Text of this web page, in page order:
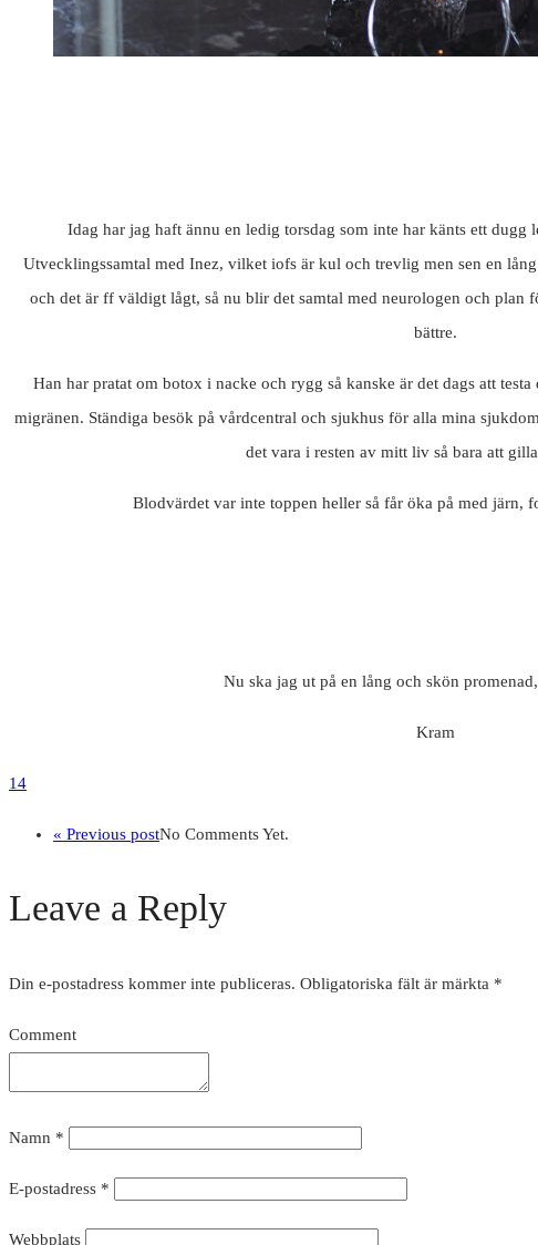
Idag har jag haft ännu en ledig torsdag som inte har känts ett dugg
Utvecklingssamtal med Inez, vilket iofs är kul och trevlig men sen en
och det är ff väldigt lågt, så nu blir det samtal med neurologen och plan
bättre.
Han har pratat om botox i nacke och rygg så kanske är det dags att
migränen. Ständiga besök på vårdcentral och sjukhus för alla mina
det vara i resten av mitt liv så bara att
Blodvärdet var inte toppen heller så får öka på med järn,
Nu ska jag ut på en lång och skön
Kram
14
« Previous postNo Comments Yet.
Leave a Reply
Din e-postadress kommer inte publiceras. Obligatoriska fält är märkta *
Comment
Namn *
E-postadress *
Webbplats